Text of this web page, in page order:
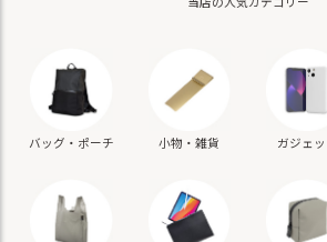
バッグ・ポーチ 小物・雑貨 ガジェッ